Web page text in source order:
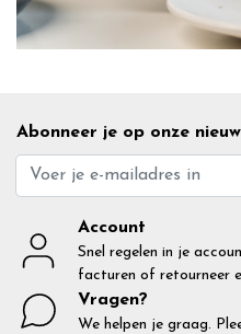
Abonneer je op onze
Account
Snel regelen in je
facturen of retourneer
Vragen?
We helpen je graag.